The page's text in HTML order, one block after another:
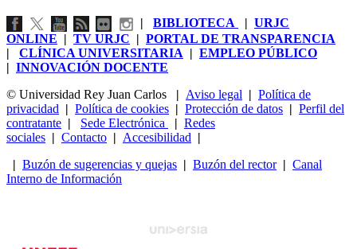
| BIBLIOTECA | URJC
ONLINE | TV URJC | PORTAL DE TRANSPARENCIA
| CLÍNICA UNIVERSITARIA | EMPLEO PÚBLICO
| INNOVACIÓN DOCENTE
© Universidad Rey Juan Carlos
| Aviso legal | Política de
privacidad | Política de cookies | Protección de datos | Perfil del
contratante | Sede Electrónica | Redes
sociales | Contacto | Accesibilidad |
| Buzón de sugerencias y quejas | Buzón del rector| Canal
Interno de Información